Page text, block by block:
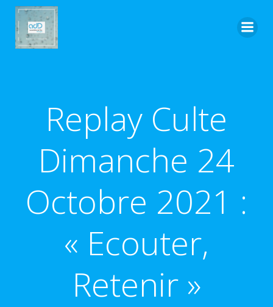
Replay Culte
Dimanche 24
Octobre 2021 :
« Ecouter,
Retenir »